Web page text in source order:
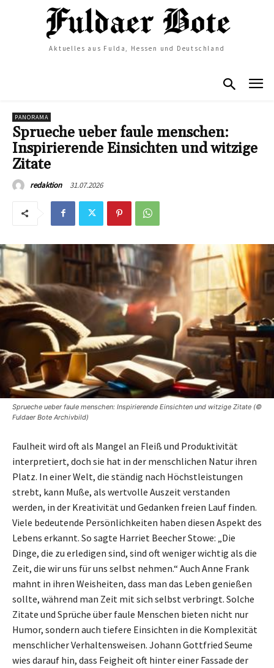
Aktuelles aus Fulda, Hessen und Deutschland
PANORAMA
Sprueche ueber faule menschen:
Inspirierende Einsichten und witzige
Zitate
redaktion 31.07.2026
Sprueche ueber faule menschen: Inspirierende Einsichten und witzige Zitate (©
Fuldaer Bote Archivbild)
Faulheit wird oft als Mangel an Fleiß und Produktivität
interpretiert, doch sie hat in der menschlichen Natur ihren
Platz. In einer Welt, die ständig nach Höchstleistungen
strebt, kann Muße, als wertvolle Auszeit verstanden
werden, in der Kreativität und Gedanken freien Lauf finden.
Viele bedeutende Persönlichkeiten haben diesen Aspekt des
Lebens erkannt. So sagte Harriet Beecher Stowe: „Die
Dinge, die zu erledigen sind, sind oft weniger wichtig als die
Zeit, die wir uns für uns selbst nehmen.“ Auch Anne Frank
mahnt in ihren Weisheiten, dass man das Leben genießen
sollte, während man Zeit mit sich selbst verbringt. Solche
Zitate und Sprüche über faule Menschen bieten nicht nur
Humor, sondern auch tiefere Einsichten in die Komplexität
menschlicher Verhaltensweisen. Johann Gottfried Seume
wies darauf hin, dass Feigheit oft hinter einer Fassade der